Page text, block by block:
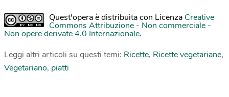
Quest'opera è distribuita con Licenza Creative
Commons Attribuzione - Non commerciale -
Non opere derivate 4.0 Internazionale.
Leggi altri articoli su questi temi: Ricette, Ricette vegetariane,
Vegetariano, piatti